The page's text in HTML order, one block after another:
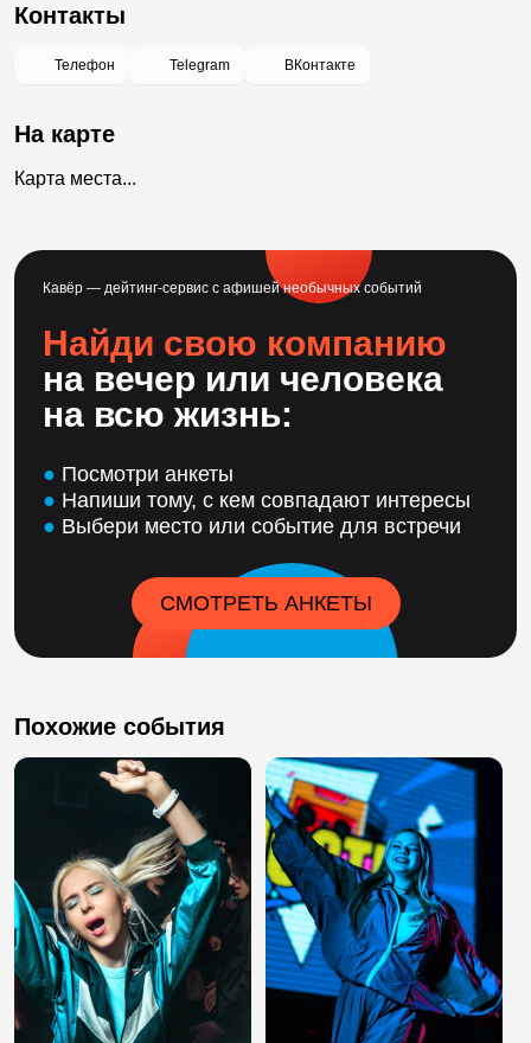
Контакты
Телефон Telegram ВКонтакте
На карте
Карта места...
Кавёр — дейтинг-сервис с афишей необычных событий
Найди свою компанию
на вечер или человека
на всю жизнь:
● Посмотри анкеты
● Напиши тому, с кем совпадают интересы
● Выбери место или событие для встречи
СМОТРЕТЬ АНКЕТЫ
Похожие события